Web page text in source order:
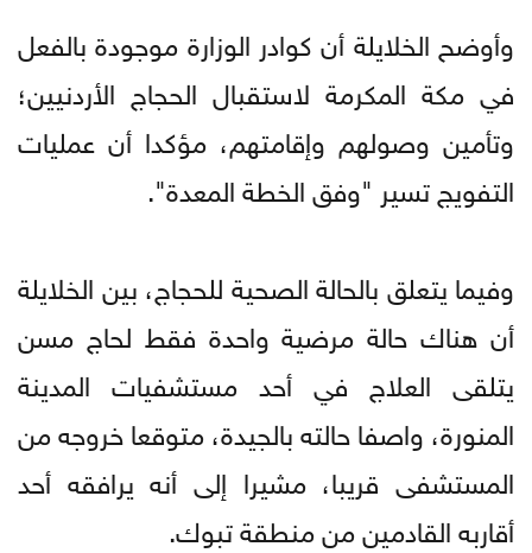
وأوضح الخلايلة أن كوادر الوزارة موجودة بالفعل
في مكة المكرمة لاستقبال الحجاج الأردنيين؛
وتأمين وصولهم وإقامتهم، مؤكدا أن عمليات
التفويج تسير "وفق الخطة المعدة".
وفيما يتعلق بالحالة الصحية للحجاج، بين الخلايلة
أن هناك حالة مرضية واحدة فقط لحاج مسن
يتلقى العلاج في أحد مستشفيات المدينة
المنورة، واصفا حالته بالجيدة، متوقعا خروجه من
المستشفى قريبا، مشيرا إلى أنه يرافقه أحد
أقاربه القادمين من منطقة تبوك.